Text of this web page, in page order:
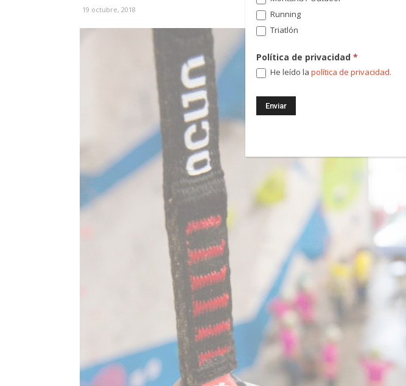
19 octubre, 2018
Running
Triatlón
Política de privacidad*
He leído lapolítica de privacidad.